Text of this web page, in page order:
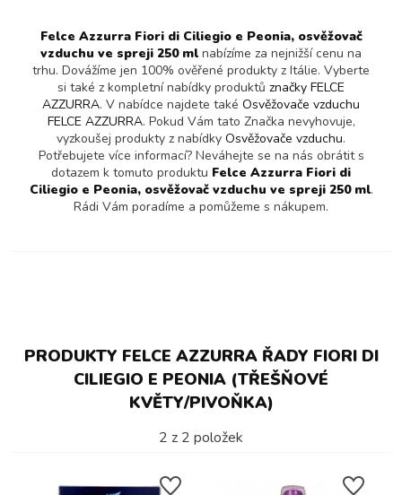
Felce Azzurra Fiori di Ciliegio e Peonia, osvěžovač
vzduchu ve spreji 250 ml nabízíme za nejnižší cenu na
trhu. Dovážíme jen 100% ověřené produkty z Itálie. Vyberte
si také z kompletní nabídky produktů značky FELCE
AZZURRA. V nabídce najdete také Osvěžovače vzduchu
FELCE AZZURRA. Pokud Vám tato Značka nevyhovuje,
vyzkoušej produkty z nabídky Osvěžovače vzduchu.
Potřebujete více informací? Neváhejte se na nás obrátit s
dotazem k tomuto produktu Felce Azzurra Fiori di
Ciliegio e Peonia, osvěžovač vzduchu ve spreji 250 ml.
Rádi Vám poradíme a pomůžeme s nákupem.
PRODUKTY FELCE AZZURRA ŘADY FIORI DI
CILIEGIO E PEONIA (TŘEŠŇOVÉ
KVĚTY/PIVOŇKA)
2 z 2 položek